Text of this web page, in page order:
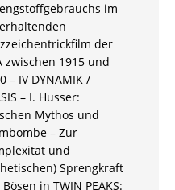
im
der
zwischen 1915 und
– IV DYNAMIK /
– I. Husser:
Mythos und
– Zur
und
Sprengkraft
in TWIN PEAKS: